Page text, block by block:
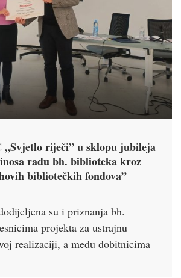
riječi” u sklopu jubileja
radu bh. biblioteka kroz
bibliotečkih fondova”
su i priznanja bh.
projekta za ustrajnu
realizaciji, a među dobitnicima